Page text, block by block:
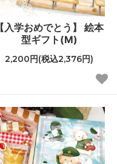
【入学おめでとう】 絵本
型ギフト(M)
2,200円(税込2,376円)